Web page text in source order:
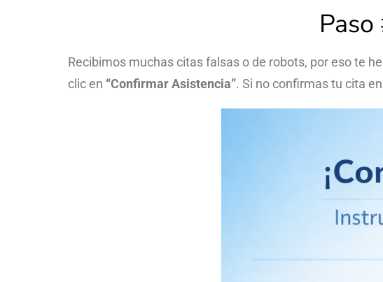
Recibimos muchas citas falsas o de robots, por eso te
clic en “Confirmar Asistencia”. Si no confirmas tu cita